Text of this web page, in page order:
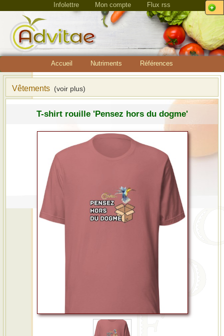
Infolettre Mon compte Flux rss
Accueil Nutriments Références
Vêtements (voir plus)
T-shirt rouille 'Pensez hors du dogme'